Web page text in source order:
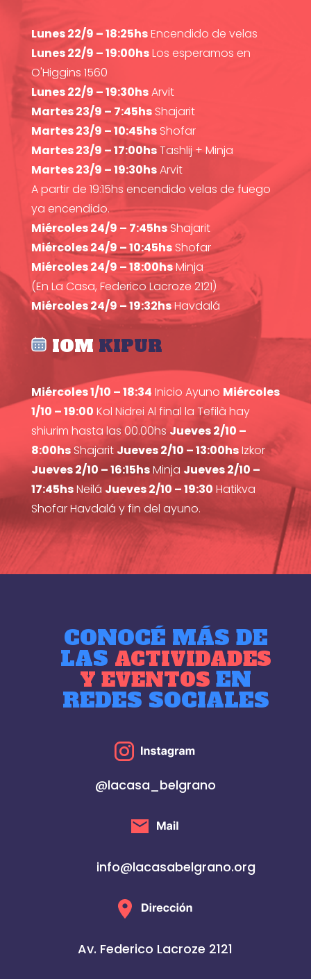
Lunes 22/9 – 18:25hsEncendido de velas
Lunes 22/9 – 19:00hsLos esperamos en
O'Higgins 1560
Lunes 22/9 – 19:30hsArvit
Martes 23/9 – 7:45hsShajarit
Martes 23/9 – 10:45hsShofar
Martes 23/9 – 17:00hsTashlij + Minja
Martes 23/9 – 19:30hsArvit
A partir de 19:15hs encendido velas de fuego
ya encendido.
Miércoles 24/9 – 7:45hsShajarit
Miércoles 24/9 – 10:45hsShofar
Miércoles 24/9 – 18:00hsMinja
(En La Casa, Federico Lacroze 2121)
Miércoles 24/9 – 19:32hsHavdalá
IOM KIPUR
Miércoles 1/10 – 18:34 Inicio Ayuno Miércoles
1/10 – 19:00 Kol Nidrei Al final la Tefilà hay
shiurim hasta las 00.00hsJueves 2/10 –
8:00hsShajarit Jueves 2/10 – 13:00hsIzkor
Jueves 2/10 – 16:15hsMinja Jueves 2/10 –
17:45hsNeilá Jueves 2/10 – 19:30 Hatikva
Shofar Havdalá y fin del ayuno.
CONOCÉ MÁS DE
LAS ACTIVIDADES
Y EVENTOSEN
REDES SOCIALES
@lacasa_belgrano
info@lacasabelgrano.org
Av. Federico Lacroze 2121